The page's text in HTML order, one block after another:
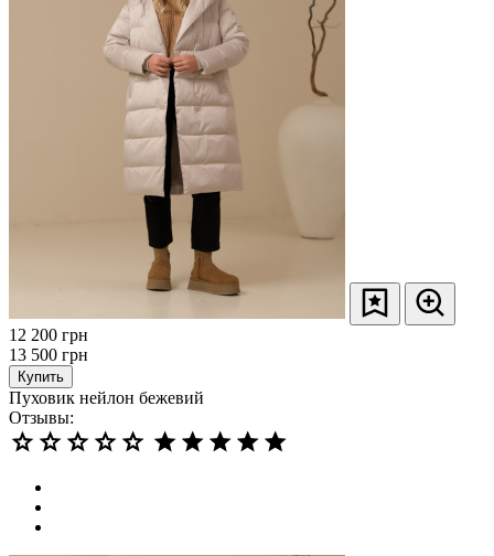
12 200 грн
13 500 грн
Купить
Пуховик нейлон бежевий
Отзывы: